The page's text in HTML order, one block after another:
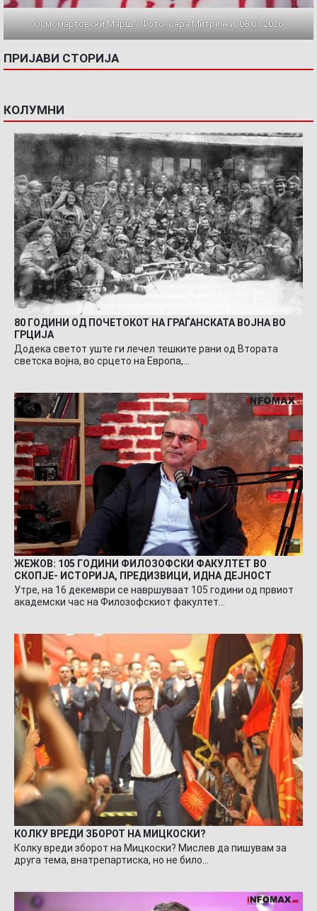
Осмомартовски Марш / Фото: Сара Митрички, 08.03.2026
ПРИЈАВИ СТОРИЈА
КОЛУМНИ
80 ГОДИНИ ОД ПОЧЕТОКОТ НА ГРАЃАНСКАТА ВОЈНА ВО
ГРЦИЈА
Додека светот уште ги лечел тешките рани од Втората
светска војна, во срцето на Европа,…
ЖЕЖОВ: 105 ГОДИНИ ФИЛОЗОФСКИ ФАКУЛТЕТ ВО
СКОПЈЕ- ИСТОРИЈА, ПРЕДИЗВИЦИ, ИДНА ДЕЈНОСТ
Утре, на 16 декември се навршуваат 105 години од првиот
академски час на Филозофскиот факултет…
КОЛКУ ВРЕДИ ЗБОРОТ НА МИЦКОСКИ?
Колку вреди зборот на Мицкоски? Мислев да пишувам за
друга тема, внатрепартиска, но не било…